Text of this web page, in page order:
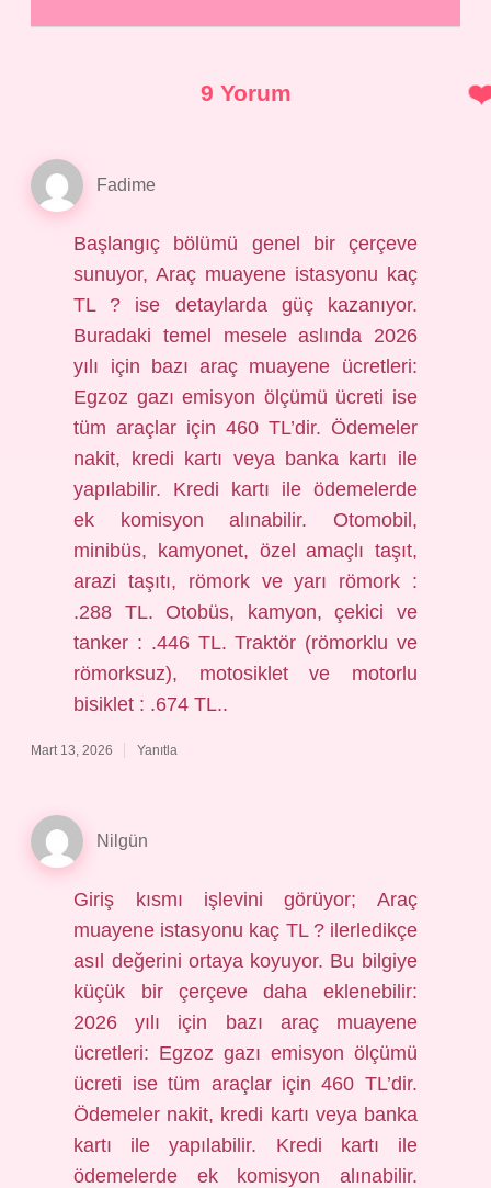
9 Yorum
Fadime
Başlangıç bölümü genel bir çerçeve
sunuyor, Araç muayene istasyonu kaç
TL ? ise detaylarda güç kazanıyor.
Buradaki temel mesele aslında 2026
yılı için bazı araç muayene ücretleri:
Egzoz gazı emisyon ölçümü ücreti ise
tüm araçlar için 460 TL’dir. Ödemeler
nakit, kredi kartı veya banka kartı ile
yapılabilir. Kredi kartı ile ödemelerde
ek komisyon alınabilir. Otomobil,
minibüs, kamyonet, özel amaçlı taşıt,
arazi taşıtı, römork ve yarı römork :
.288 TL. Otobüs, kamyon, çekici ve
tanker : .446 TL. Traktör (römorklu ve
römorksuz), motosiklet ve motorlu
bisiklet : .674 TL..
Mart 13, 2026 Yanıtla
Nilgün
Giriş kısmı işlevini görüyor; Araç
muayene istasyonu kaç TL ? ilerledikçe
asıl değerini ortaya koyuyor. Bu bilgiye
küçük bir çerçeve daha eklenebilir:
2026 yılı için bazı araç muayene
ücretleri: Egzoz gazı emisyon ölçümü
ücreti ise tüm araçlar için 460 TL’dir.
Ödemeler nakit, kredi kartı veya banka
kartı ile yapılabilir. Kredi kartı ile
ödemelerde ek komisyon alınabilir.